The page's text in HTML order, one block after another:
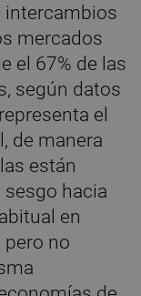
intercambios
mercados
el 67% de las
según datos
el
de manera
están
hacia
en
no